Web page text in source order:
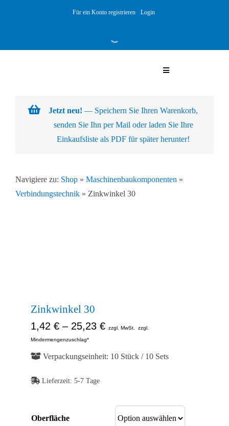
Für ein Konto registrieren Login
Toggle
Jetzt neu! — Speichern Sie Ihren Warenkorb,
senden Sie Ihn per Mail oder laden Sie Ihre
Einkaufsliste als PDF für später herunter!
Navigiere zu: Shop» Maschinenbaukomponenten »
Verbindungstechnik» Zinkwinkel 30
Zinkwinkel 30
1,42 € – 25,23 € zzgl. MwSt. zzgl.
Mindermengenzuschlag*
Verpackungseinheit: 10 Stück / 10 Sets
Lieferzeit: 5-7 Tage
Oberfläche